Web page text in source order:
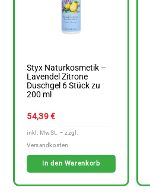
Styx Naturkosmetik –
Lavendel Zitrone
Duschgel 6 Stück zu
200 ml
54,39€
In den Warenkorb